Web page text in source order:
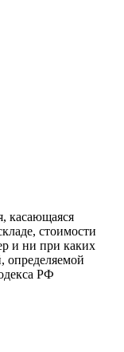
касающаяся
стоимости
и ни при каких
определяемой
РФ